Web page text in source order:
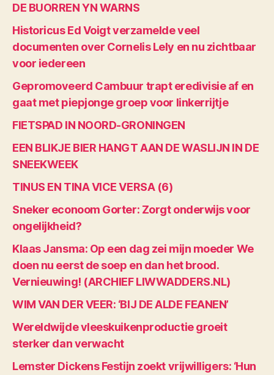
DE BUORREN YN WARNS
Historicus Ed Voigt verzamelde veel
documenten over Cornelis Lely en nu zichtbaar
voor iedereen
Gepromoveerd Cambuur trapt eredivisie af en
gaat met piepjonge groep voor linkerrijtje
FIETSPAD IN NOORD-GRONINGEN
EEN BLIKJE BIER HANGT AAN DE WASLIJN IN DE
SNEEKWEEK
TINUS EN TINA VICE VERSA (6)
Sneker econoom Gorter: Zorgt onderwijs voor
ongelijkheid?
Klaas Jansma: Op een dag zei mijn moeder We
doen nu eerst de soep en dan het brood.
Vernieuwing! (ARCHIEF LIWWADDERS.NL)
WIM VAN DER VEER: ‘BIJ DE ALDE FEANEN’
Wereldwijde vleeskuikenproductie groeit
sterker dan verwacht
Lemster Dickens Festijn zoekt vrijwilligers: ‘Hun